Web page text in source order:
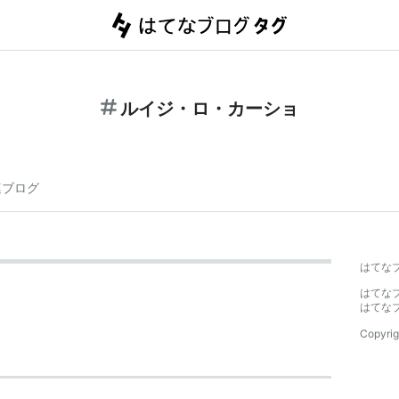
ルイジ・ロ・カーショ
ログ
はてな
はてな
はてな